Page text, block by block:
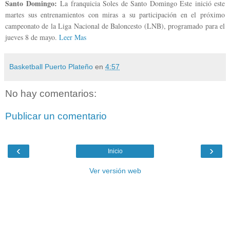
Santo Domingo: La franquicia Soles de Santo Domingo Este inició este
martes sus entrenamientos con miras a su participación en el próximo
campeonato de la Liga Nacional de Baloncesto (LNB), programado para el
jueves 8 de mayo. Leer Mas
Basketball Puerto Plateño en 4:57
No hay comentarios:
Publicar un comentario
‹ ›
Inicio
Ver versión web